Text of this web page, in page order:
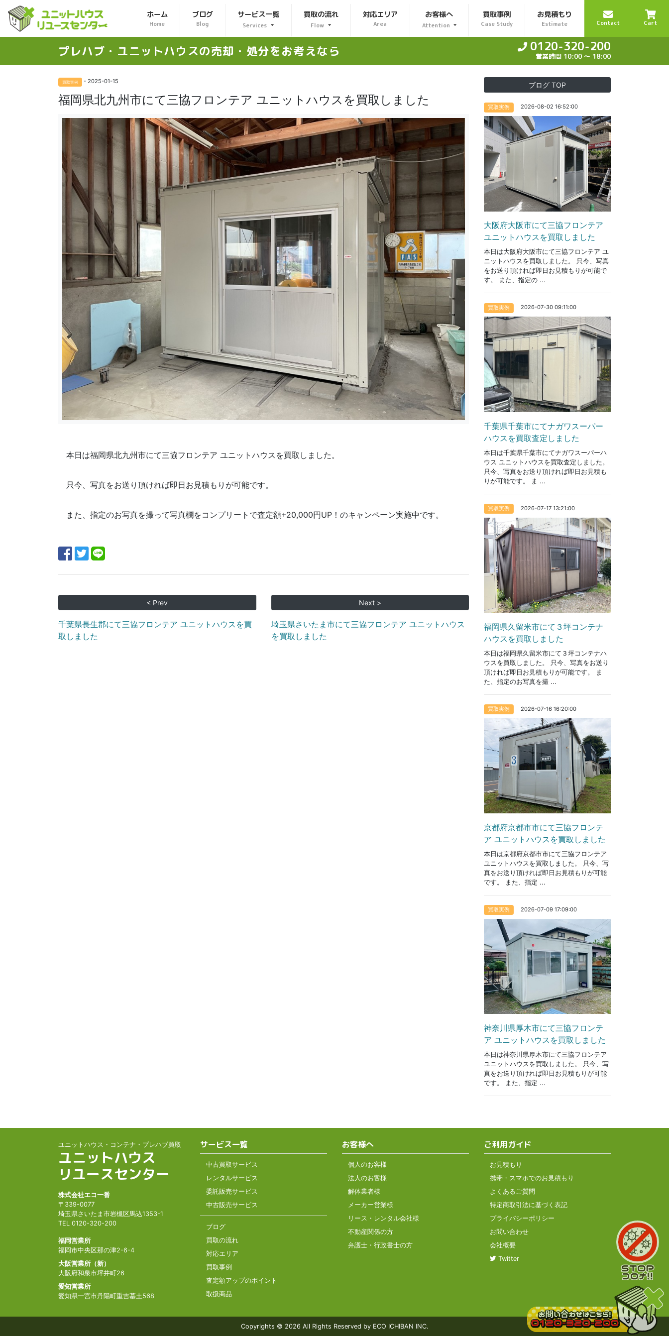
ホーム
Home
ブログ
Blog
サービス一覧
Services
買取の流れ
Flow
対応エリア
Area
お客様へ
Attention
買取事例
Case Study
お見積もり
Estimate Contact Cart
プレハブ・ユニットハウスの売却・処分をお考えなら 0120-320-200
営業時間 10:00 〜 18:00
買取実例 - 2025-01-15
福岡県北九州市にて三協フロンテア ユニットハウスを買取しました
本日は福岡県北九州市にて三協フロンテア ユニットハウスを買取しました。
只今、写真をお送り頂ければ即日お見積もりが可能です。
また、指定のお写真を撮って写真欄をコンプリートで査定額+20,000円UP！のキャンペーン実施中です。
< Prev
千葉県長生郡にて三協フロンテア ユニットハウスを買
取しました
Next >
埼玉県さいたま市にて三協フロンテア ユニットハウス
を買取しました
ブログ TOP
買取実例 2026-08-02 16:52:00
大阪府大阪市にて三協フロンテア
ユニットハウスを買取しました
本日は大阪府大阪市にて三協フロンテア ユ
ニットハウスを買取しました。 只今、写真
をお送り頂ければ即日お見積もりが可能で
す。 また、指定の ...
買取実例 2026-07-30 09:11:00
千葉県千葉市にてナガワスーパー
ハウスを買取査定しました
本日は千葉県千葉市にてナガワスーパーハ
ウス ユニットハウスを買取査定しました。
只今、写真をお送り頂ければ即日お見積も
りが可能です。 ま ...
買取実例 2026-07-17 13:21:00
福岡県久留米市にて３坪コンテナ
ハウスを買取しました
本日は福岡県久留米市にて３坪コンテナハ
ウスを買取しました。 只今、写真をお送り
頂ければ即日お見積もりが可能です。 ま
た、指定のお写真を撮 ...
買取実例 2026-07-16 16:20:00
京都府京都市市にて三協フロンテ
ア ユニットハウスを買取しました
本日は京都府京都市市にて三協フロンテア
ユニットハウスを買取しました。 只今、写
真をお送り頂ければ即日お見積もりが可能
です。 また、指定 ...
買取実例 2026-07-09 17:09:00
神奈川県厚木市にて三協フロンテ
ア ユニットハウスを買取しました
本日は神奈川県厚木市にて三協フロンテア
ユニットハウスを買取しました。 只今、写
真をお送り頂ければ即日お見積もりが可能
です。 また、指定 ...
ユニットハウス・コンテナ・プレハブ買取
ユニットハウス
リユースセンター
株式会社エコ一番
〒339-0077
埼玉県さいたま市岩槻区馬込1353-1
TEL 0120-320-200
福岡営業所
福岡市中央区那の津2-6-4
大阪営業所（新）
大阪府和泉市坪井町26
愛知営業所
愛知県一宮市丹陽町重吉墓土568
サービス一覧
中古買取サービス
レンタルサービス
委託販売サービス
中古販売サービス
ブログ
買取の流れ
対応エリア
買取事例
査定額アップのポイント
取扱商品
お客様へ
個人のお客様
法人のお客様
解体業者様
メーカー営業様
リース・レンタル会社様
不動産関係の方
弁護士・行政書士の方
ご利用ガイド
お見積もり
携帯・スマホでのお見積もり
よくあるご質問
特定商取引法に基づく表記
プライバシーポリシー
お問い合わせ
会社概要
Twitter
Copyrights © 2026 All Rights Reserved by ECO ICHIBAN INC.